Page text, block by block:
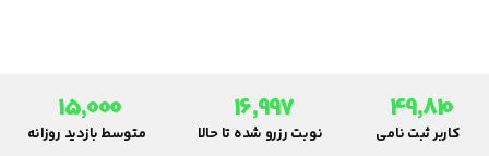
49,810
کاربر ثبت نامی
16,997
نوبت رزرو شده تا حالا
15,000
متوسط بازدید روزانه